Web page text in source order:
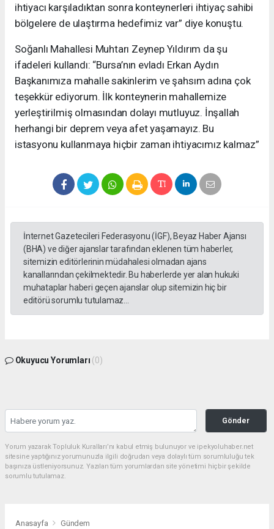
ihtiyacı karşıladıktan sonra konteynerleri ihtiyaç sahibi
bölgelere de ulaştırma hedefimiz var” diye konuştu.
Soğanlı Mahallesi Muhtarı Zeynep Yıldırım da şu
ifadeleri kullandı: “Bursa’nın evladı Erkan Aydın
Başkanımıza mahalle sakinlerim ve şahsım adına çok
teşekkür ediyorum. İlk konteynerin mahallemize
yerleştirilmiş olmasından dolayı mutluyuz. İnşallah
herhangi bir deprem veya afet yaşamayız. Bu
istasyonu kullanmaya hiçbir zaman ihtiyacımız kalmaz”
İnternet Gazetecileri Federasyonu (İGF), Beyaz Haber Ajansı
(BHA) ve diğer ajanslar tarafından eklenen tüm haberler,
sitemizin editörlerinin müdahalesi olmadan ajans
kanallarından çekilmektedir. Bu haberlerde yer alan hukuki
muhataplar haberi geçen ajanslar olup sitemizin hiç bir
editörü sorumlu tutulamaz...
Okuyucu Yorumları (0)
Gönder
Yorum yazarak Topluluk Kuralları’nı kabul etmiş bulunuyor ve ipekyoluhaber.net
sitesine yaptığınız yorumunuzla ilgili doğrudan veya dolaylı tüm sorumluluğu tek
başınıza üstleniyorsunuz. Yazılan tüm yorumlardan site yönetimi hiçbir şekilde
sorumlu tutulamaz.
Anasayfa Gündem